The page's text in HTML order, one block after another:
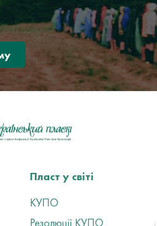
Пласт у світі
КУПО
Резолюції КУПО